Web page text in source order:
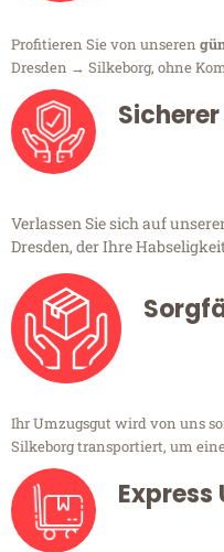
Profitieren Sie von unseren
Dresden → Silkeborg, ohne
Verlassen Sie sich auf
Dresden, der Ihre
Ihr Umzugsgut wird von uns
Silkeborg transportiert, um
Express